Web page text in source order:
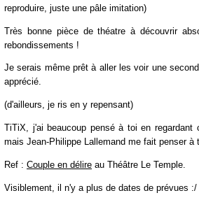
reproduire, juste une pâle imitation)
Très bonne pièce de théatre à découvrir
rebondissements !
Je serais même prêt à aller les voir une
apprécié.
(d'ailleurs, je ris en y repensant)
TiTiX, j'ai beaucoup pensé à toi en
mais Jean-Philippe Lallemand me fait penser à
Ref : Couple en délire au Théâtre Le Temple.
Visiblement, il n'y a plus de dates de prévues :/